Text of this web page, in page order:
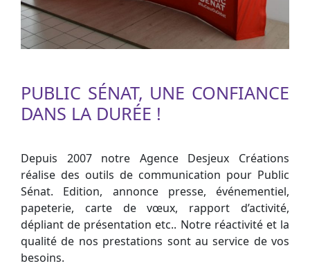
PUBLIC SÉNAT, UNE CONFIANCE
DANS LA DURÉE !
Depuis 2007 notre Agence Desjeux Créations
réalise des outils de communication pour Public
Sénat. Edition, annonce presse, événementiel,
papeterie, carte de vœux, rapport d’activité,
dépliant de présentation etc.. Notre réactivité et la
qualité de nos prestations sont au service de vos
besoins.